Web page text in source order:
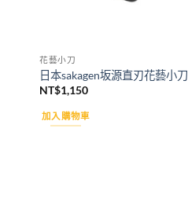
花藝小刀
日本sakagen坂源直刃花藝小刀
NT$1,150
加入購物車